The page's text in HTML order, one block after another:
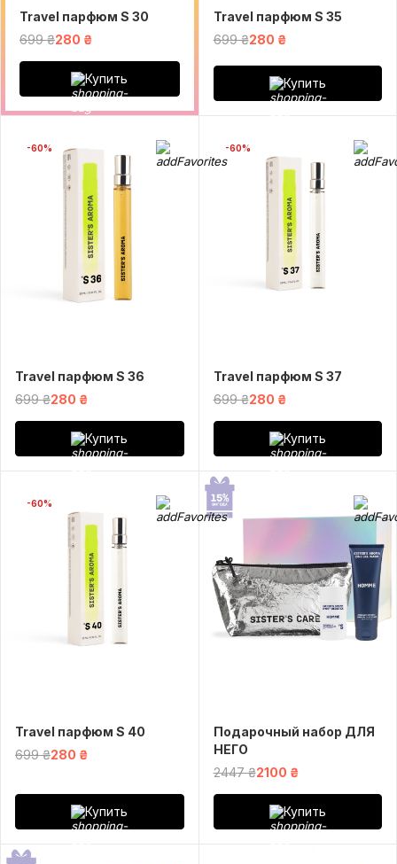
Travel парфюм S 30
699 ₴280 ₴
Купить
Travel парфюм S 35
699 ₴280 ₴
Купить
-60%
Travel парфюм S 36
699 ₴280 ₴
Купить
-60%
Travel парфюм S 37
699 ₴280 ₴
Купить
-60%
Travel парфюм S 40
699 ₴280 ₴
Купить
Подарочный набор ДЛЯ
НЕГО
2447 ₴2100 ₴
Купить